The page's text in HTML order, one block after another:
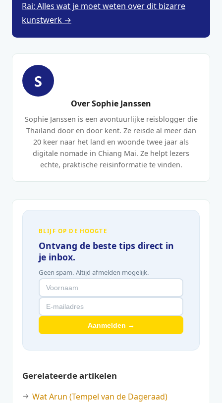
Rai: Alles wat je moet weten over dit bizarre
kunstwerk →
S
Over Sophie Janssen
Sophie Janssen is een avontuurlijke reisblogger die
Thailand door en door kent. Ze reisde al meer dan
20 keer naar het land en woonde twee jaar als
digitale nomade in Chiang Mai. Ze helpt lezers
echte, praktische reisinformatie te vinden.
BLIJF OP DE HOOGTE
Ontvang de beste tips direct in
je inbox.
Geen spam. Altijd afmelden mogelijk.
Aanmelden →
Gerelateerde artikelen
Wat Arun (Tempel van de Dageraad)